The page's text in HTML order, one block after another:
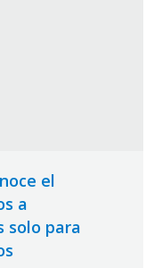
el
a
solo para